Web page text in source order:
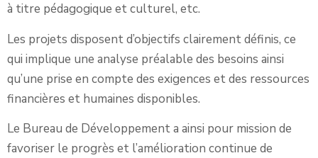
à titre pédagogique et culturel, etc.
Les projets disposent d’objectifs clairement définis, ce
qui implique une analyse préalable des besoins ainsi
qu’une prise en compte des exigences et des ressources
financières et humaines disponibles.
Le Bureau de Développement a ainsi pour mission de
favoriser le progrès et l’amélioration continue de